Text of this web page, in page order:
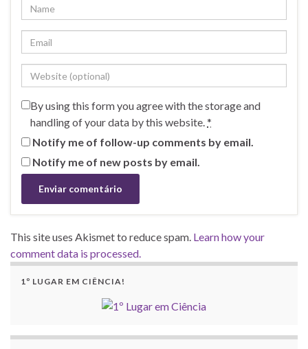
By using this form you agree with the storage and
handling of your data by this website.*
Notify me of follow-up comments by email.
Notify me of new posts by email.
This site uses Akismet to reduce spam. Learn how your
comment data is processed.
1º LUGAR EM CIÊNCIA!